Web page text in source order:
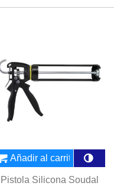
Añadir al carrito
Pistola Silicona Soudal